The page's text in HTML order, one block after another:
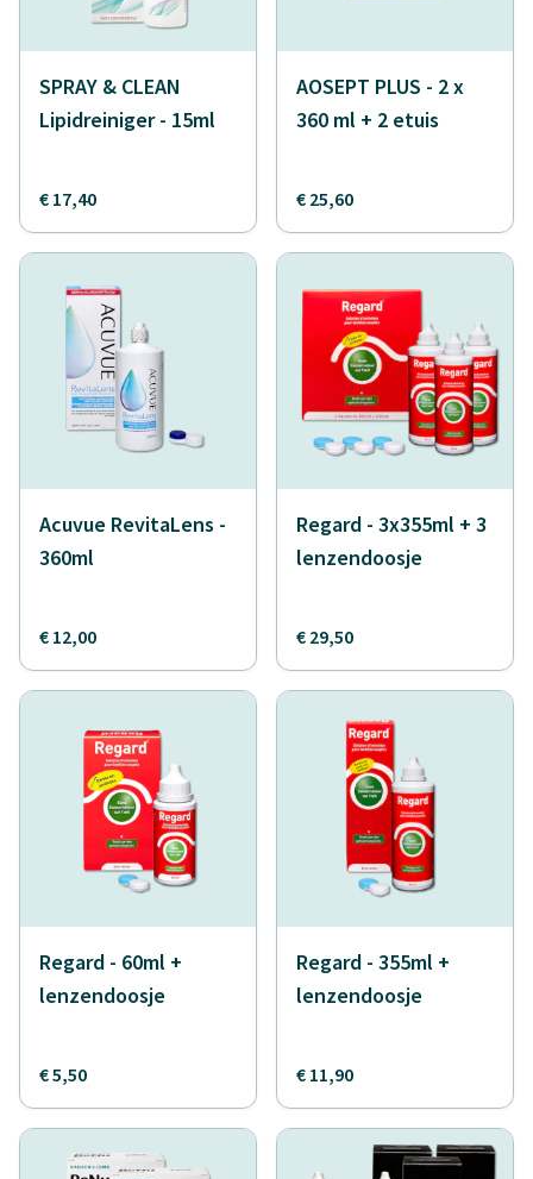
SPRAY & CLEAN
Lipidreiniger - 15ml
€ 17,40
AOSEPT PLUS - 2 x
360 ml + 2 etuis
€ 25,60
Acuvue RevitaLens -
360ml
€ 12,00
Regard - 3x355ml + 3
lenzendoosje
€ 29,50
Regard - 60ml +
lenzendoosje
€ 5,50
Regard - 355ml +
lenzendoosje
€ 11,90